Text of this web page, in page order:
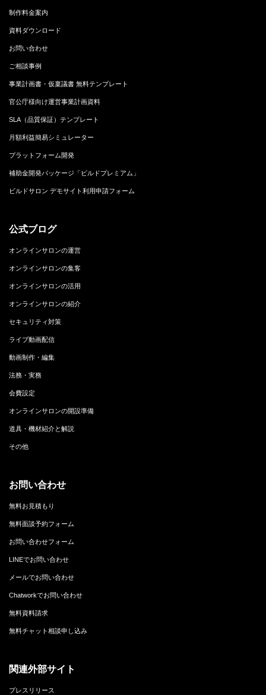
制作料金案内
資料ダウンロード
お問い合わせ
ご相談事例
事業計画書・仮稟議書 無料テンプレート
官公庁様向け運営事業計画資料
SLA（品質保証）テンプレート
月額利益簡易シミュレーター
プラットフォーム開発
補助金開発パッケージ「ビルドプレミアム」
ビルドサロン デモサイト利用申請フォーム
公式ブログ
オンラインサロンの運営
オンラインサロンの集客
オンラインサロンの活用
オンラインサロンの紹介
セキュリティ対策
ライブ動画配信
動画制作・編集
法務・実務
会費設定
オンラインサロンの開設準備
道具・機材紹介と解説
その他
お問い合わせ
無料お見積もり
無料面談予約フォーム
お問い合わせフォーム
LINEでお問い合わせ
メールでお問い合わせ
Chatworkでお問い合わせ
無料資料請求
無料チャット相談申し込み
関連外部サイト
プレスリリース